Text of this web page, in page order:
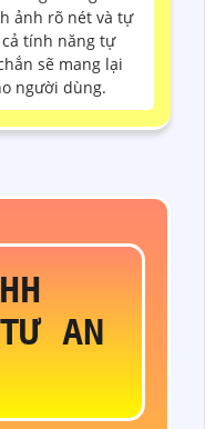
ảnh rõ nét và tự
tính năng tự
sẽ mang lại
người dùng.
AN